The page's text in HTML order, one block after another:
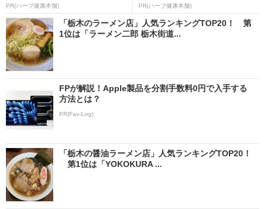
PR(ハーブ健康本舗) PR(ハーブ健康本舗)
「栃木のラーメン店」人気ランキングTOP20！ 第
1位は「ラーメン二郎 栃木街道...
FPが解説！Apple製品を分割手数料0円で入手する
方法とは？
PR(Fav-Log)
「栃木の醤油ラーメン店」人気ランキングTOP20！
第1位は「YOKOKURA ...